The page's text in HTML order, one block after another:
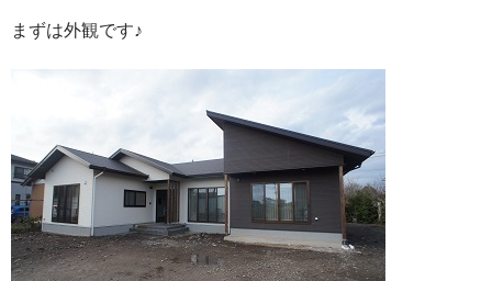
まずは外観です♪